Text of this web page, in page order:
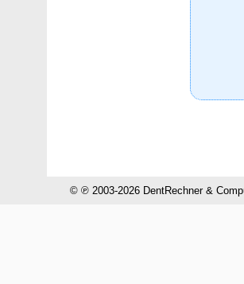
© ℗ 2003-2026 DentRechner &